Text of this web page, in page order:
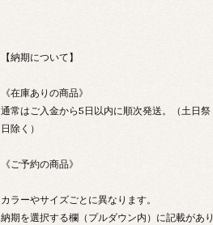
【納期について】
《在庫ありの商品》
通常はご入金から5日以内に順次発送。（土日祭
日除く）
《ご予約の商品》
カラーやサイズごとに異なります。
納期を選択する欄（プルダウン内）に記載があり